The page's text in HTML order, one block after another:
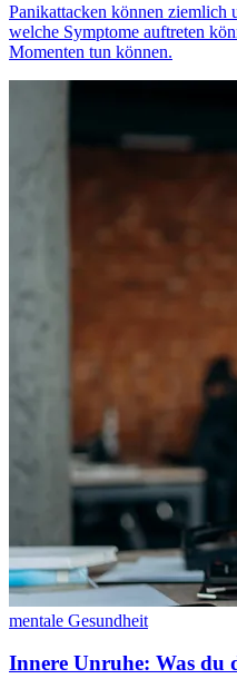
Panikattacken können ziemlich
welche Symptome auftreten
Momenten tun können.
mentale Gesundheit
Innere Unruhe: Was du